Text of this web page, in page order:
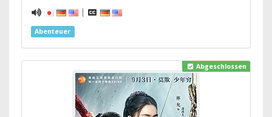
|
Abenteuer
Abgeschlossen